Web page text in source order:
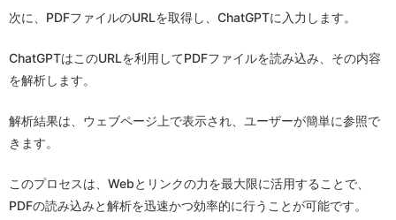
次に、PDFファイルのURLを取得し、ChatGPTに入力します。
ChatGPTはこのURLを利用してPDFファイルを読み込み、その内容
を解析します。
解析結果は、ウェブページ上で表示され、ユーザーが簡単に参照で
きます。
このプロセスは、Webとリンクの力を最大限に活用することで、
PDFの読み込みと解析を迅速かつ効率的に行うことが可能です。